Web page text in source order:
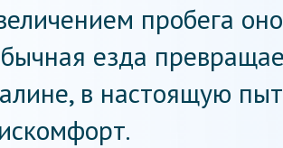
пробега
езда
в настоящую